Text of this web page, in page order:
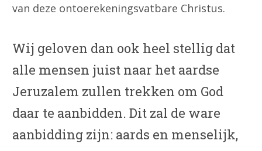
van deze ontoerekeningsvatbare Christus.
Wij geloven dan ook heel stellig dat
alle mensen juist naar het aardse
Jeruzalem zullen trekken om God
daar te aanbidden. Dit zal de ware
aanbidding zijn: aards en menselijk,